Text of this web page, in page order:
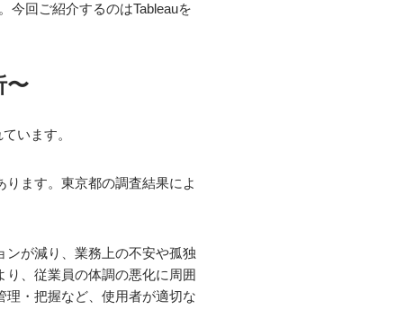
今回ご紹介するのはTableauを
〜
います。
ます。東京都の調査結果によ
ンが減り、業務上の不安や孤独
、従業員の体調の悪化に周囲
・把握など、使用者が適切な